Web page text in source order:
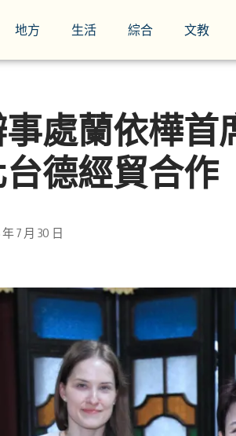
地方 生活 綜合 文教
事處蘭依樺
德經貿合作
7 月 30 日